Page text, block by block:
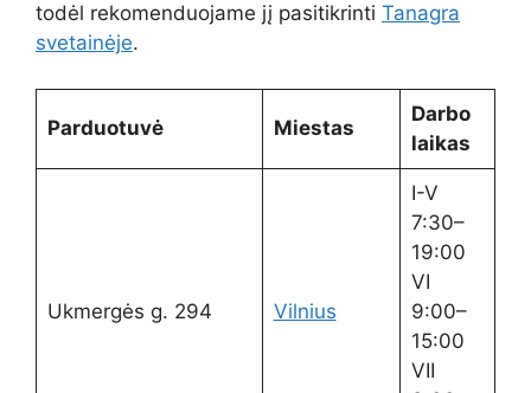
todėl rekomenduojame jį pasitikrinti Tanagra
svetainėje.
Parduotuvė Miestas
Darbo
laikas
Ukmergės g. 294 Vilnius
I-V
7:30–
19:00
VI
9:00–
15:00
VII